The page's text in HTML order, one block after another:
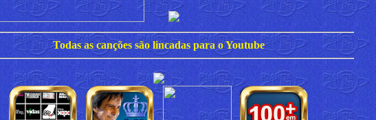
Todas as canções são lincadas para o Youtube